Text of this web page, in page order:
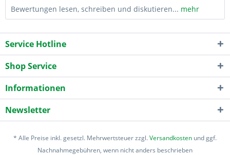
Bewertungen lesen, schreiben und diskutieren... mehr
Service Hotline
Shop Service
Informationen
Newsletter
* Alle Preise inkl. gesetzl. Mehrwertsteuer zzgl.Versandkosten und ggf.
Nachnahmegebühren, wenn nicht anders beschrieben